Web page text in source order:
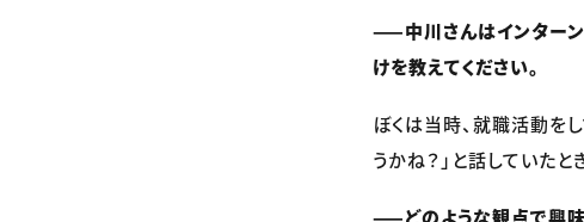
——中川さんはインターン
けを教えてください。
ぼくは当時、就職活動を
うかね？」と話していた
——どのような観点で興味